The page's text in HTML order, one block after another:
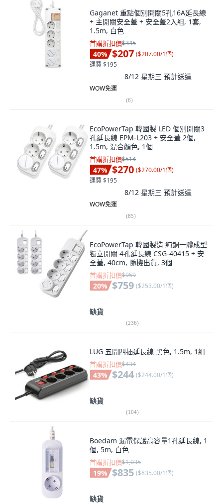
Gaganet 重點個別開關5孔16A延長線
+ 主開關安全蓋 + 安全蓋2入組, 1套,
1.5m, 白色
首購折扣價$345
40% $207 ($207.00/1個)
運費 $195
8/12 星期三 預計送達
WOW免運
(6)
EcoPowerTap 韓國製 LED 個別開關3
孔延長線 EPM-L203 + 安全蓋 2個,
1.5m, 混合顏色, 1個
首購折扣價$514
47% $270 ($270.00/1個)
運費 $195
8/12 星期三 預計送達
WOW免運
(85)
EcoPowerTap 韓國製造 純銅一體成型
獨立開關 4孔延長線 CSG-40415 + 安
全蓋, 40cm, 隨機出貨, 3個
首購折扣價$959
20% $759 ($253.00/1個)
缺貨
(236)
LUG 五開四插延長線 黑色, 1.5m, 1組
首購折扣價$434
43% $244 ($244.00/1個)
缺貨
(104)
Boedam 漏電保護高容量1孔延長線, 1
個, 5m, 白色
首購折扣價$1,035
19% $835 ($835.00/1個)
缺貨